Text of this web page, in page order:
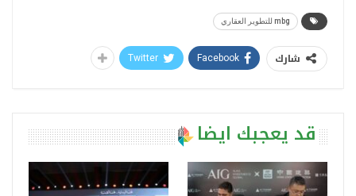
mbg للتطوير العقاري
شارك Facebook
Twitter
قد يعجبك ايضا